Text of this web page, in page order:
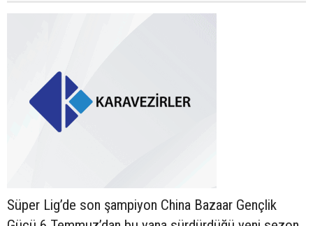
Süper Lig’de son şampiyon China Bazaar Gençlik